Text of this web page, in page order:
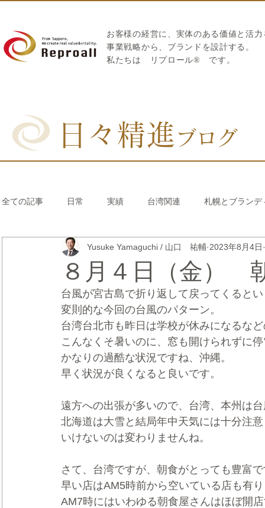
お客様の経営に、実体のある価値と活
​事業戦略から、ブランドを設計する。
私たちは
リプロール® です。
日々精進 ブログ
全ての記事 日常 実績 台湾関連 札幌とブランデ
リブランディング® さとうきび繊維のストロー 中国
CRMブランディング® デジタルマーケティングブランデ
８月４日（金）
Yusuke Yamaguchi / 山口 祐輔 2023年8月4日
台風が宮古島で折り返して戻ってくると
変則的な今回の台風のパターン。
台湾台北市も昨日は学校が休みになるな
こんなくそ暑いのに、窓も開けられずに
かなりの過酷な状況ですね、沖縄。
早く状況が良くなると良いです。
遠方への出張が多いので、台湾、本州は
北海道は大雪と結局年中天気には十分注
いけないのは変わりませんね。
さて、台湾ですが、朝食がとっても豊富
早い店はAM5時前から空いている店も有
AM7時にはいわゆる朝食屋さんはほぼ開